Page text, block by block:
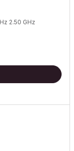
2.50 GHz